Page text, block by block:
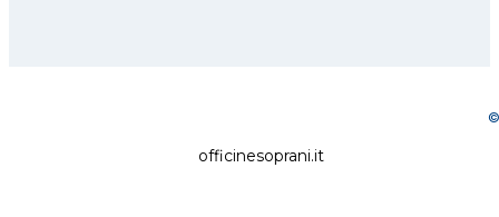
©
officinesoprani.it